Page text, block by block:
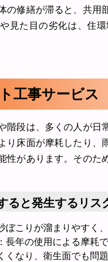
の修繕が滞ると、共
見た目の劣化は、住
工事サービス
階段は、多くの人が
り床面が摩耗したり
性があります。そのた
ると発生するリス
ぼこりが溜まりやすく
：長年の使用による摩耗
くなり、衛生面でも問